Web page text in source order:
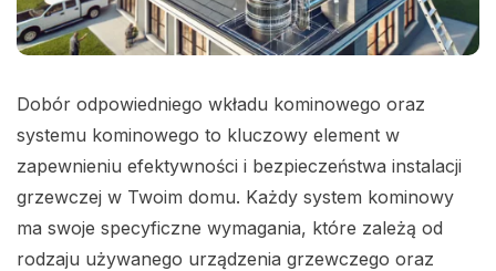
Dobór odpowiedniego wkładu kominowego oraz
systemu kominowego to kluczowy element w
zapewnieniu efektywności i bezpieczeństwa instalacji
grzewczej w Twoim domu. Każdy system kominowy
ma swoje specyficzne wymagania, które zależą od
rodzaju używanego urządzenia grzewczego oraz